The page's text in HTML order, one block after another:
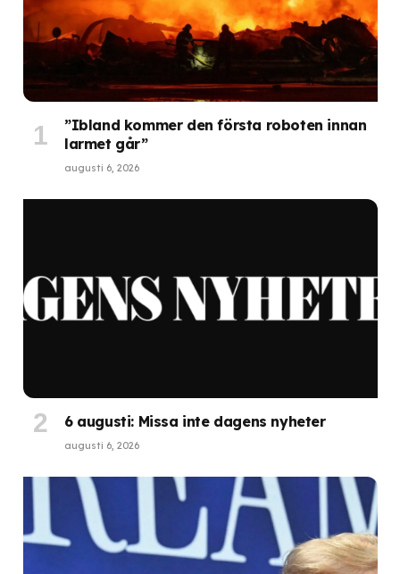
”Ibland kommer den första roboten innan
larmet går”
augusti 6, 2026
6 augusti: Missa inte dagens nyheter
augusti 6, 2026